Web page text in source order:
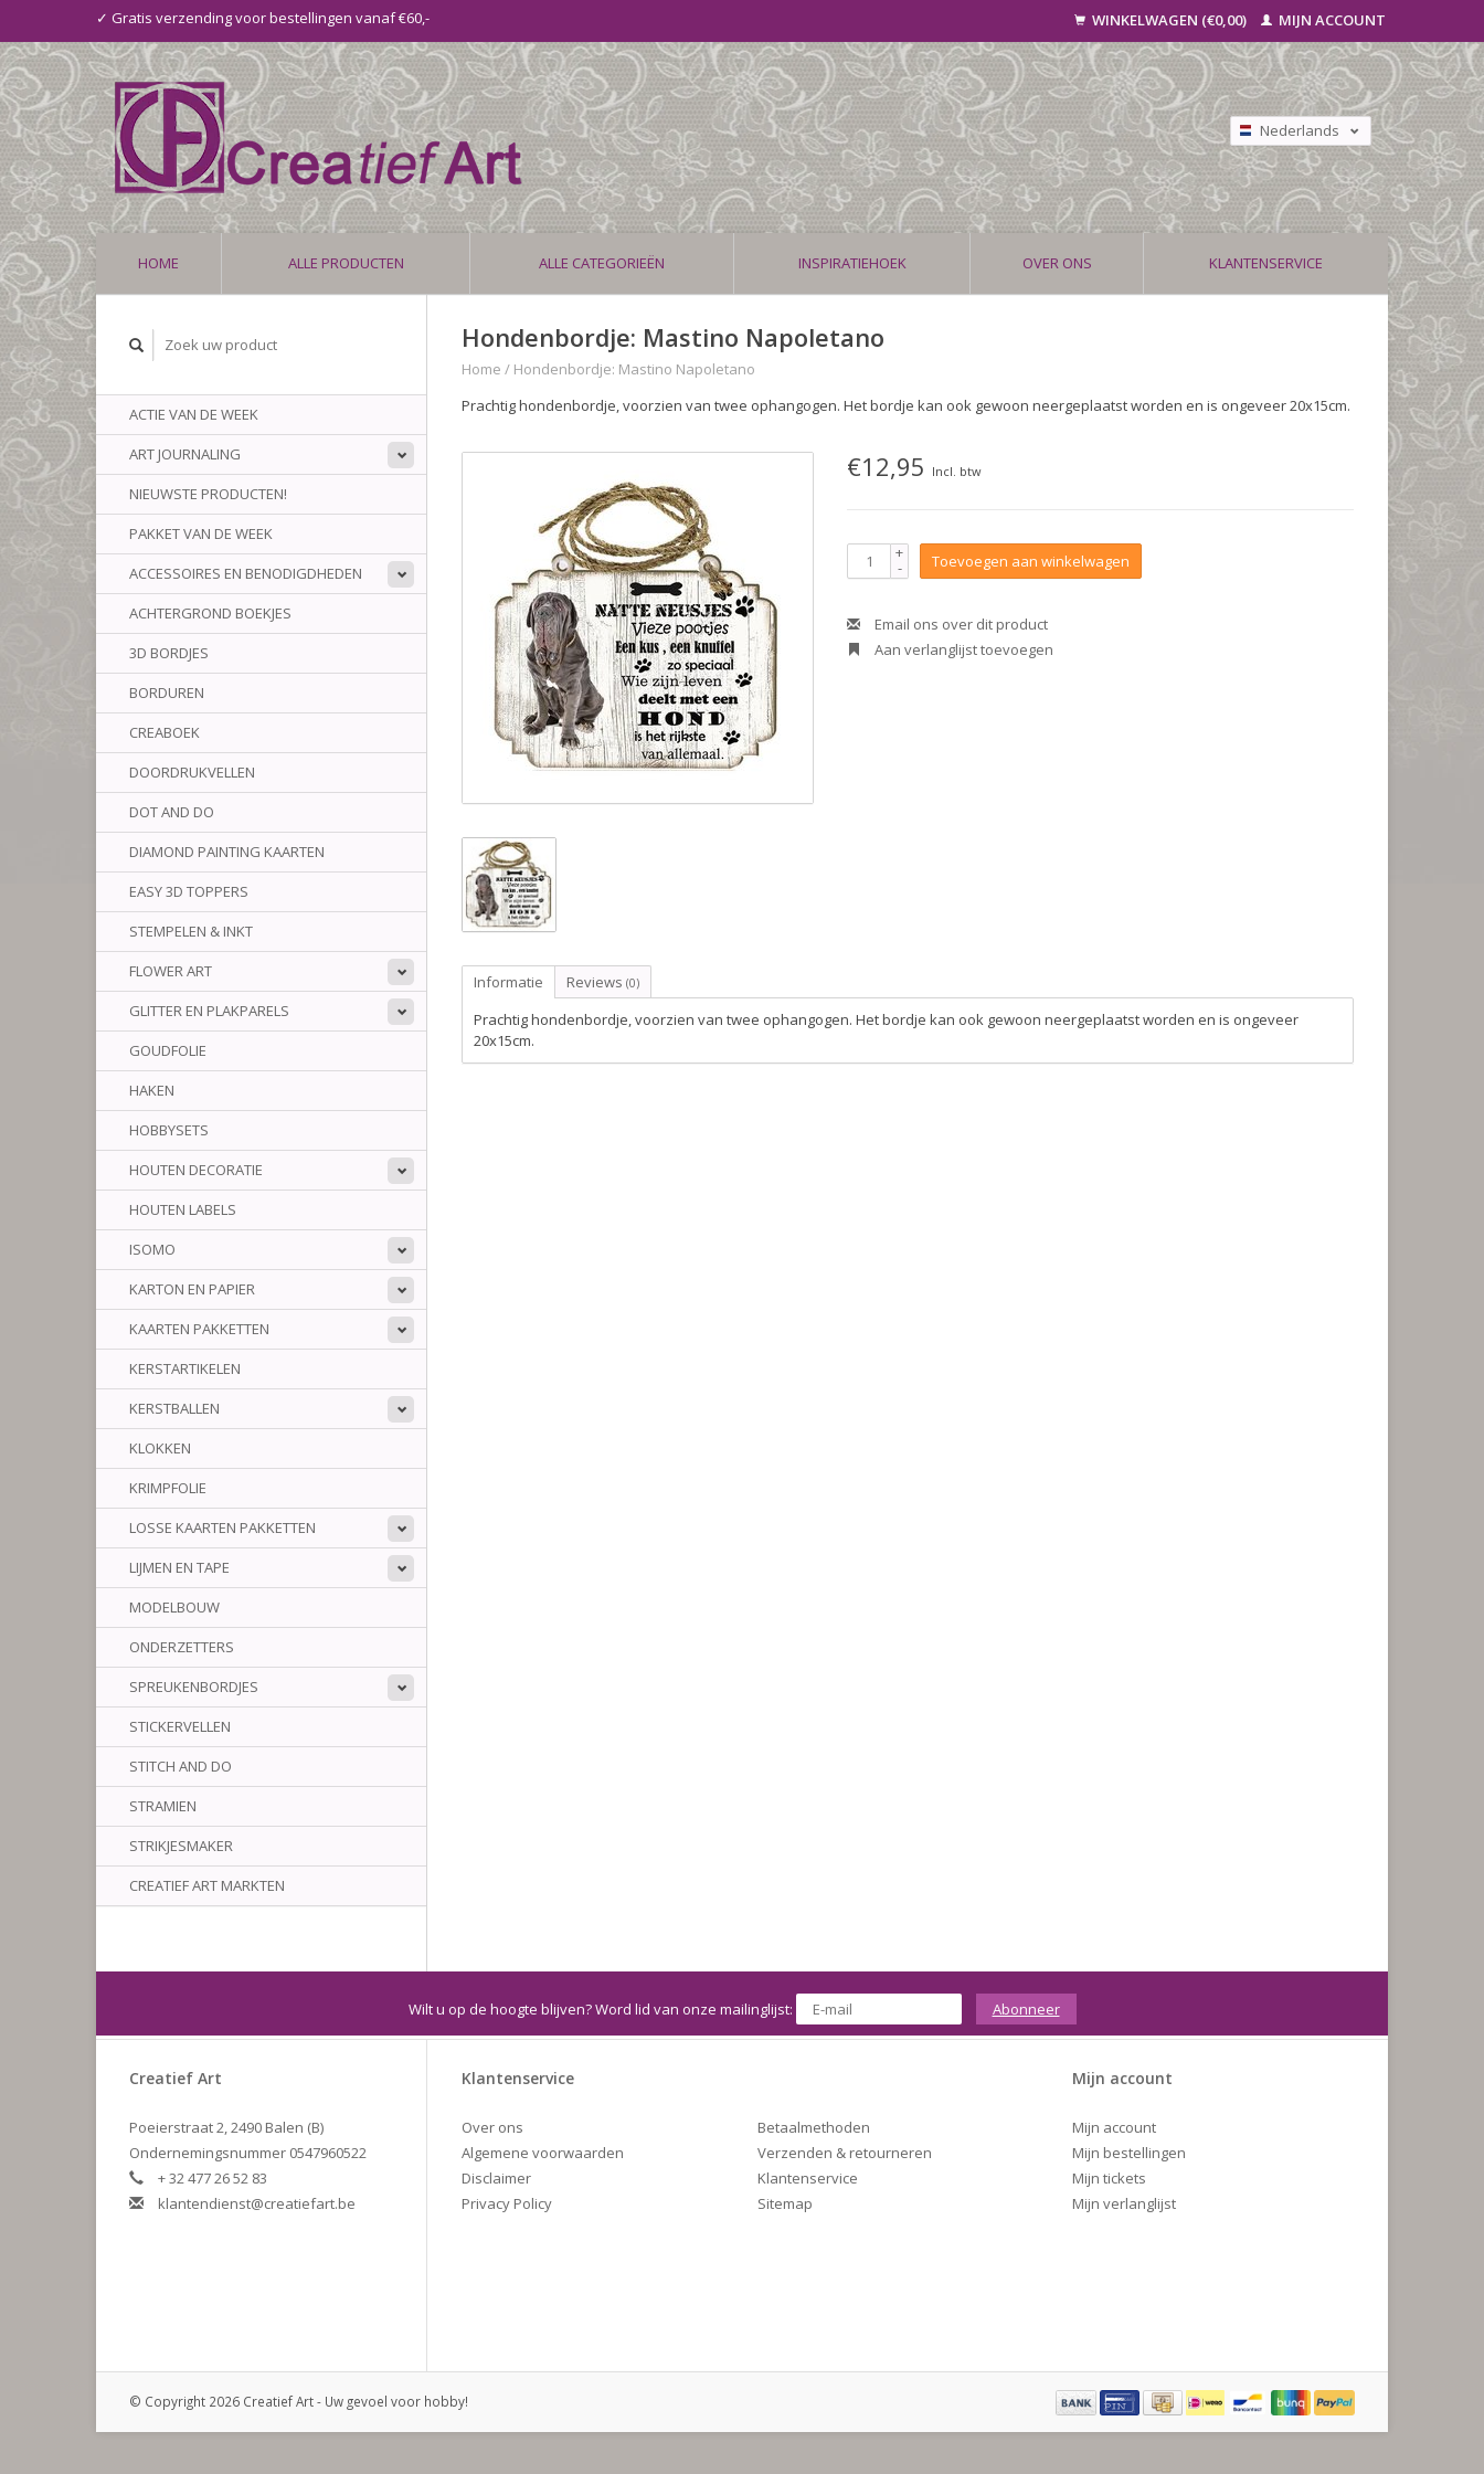
✓ Gratis verzending voor bestellingen vanaf €60,- WINKELWAGEN (€0,00) MIJN ACCOUNT
Nederlands
Deutsch
Français
HOME ALLE PRODUCTEN ALLE CATEGORIEËN INSPIRATIEHOEK OVER ONS KLANTENSERVICE
ACTIE VAN DE WEEK
ART JOURNALING
NIEUWSTE PRODUCTEN!
PAKKET VAN DE WEEK
ACCESSOIRES EN BENODIGDHEDEN
ACHTERGROND BOEKJES
3D BORDJES
BORDUREN
CREABOEK
DOORDRUKVELLEN
DOT AND DO
DIAMOND PAINTING KAARTEN
EASY 3D TOPPERS
STEMPELEN & INKT
FLOWER ART
GLITTER EN PLAKPARELS
GOUDFOLIE
HAKEN
HOBBYSETS
HOUTEN DECORATIE
HOUTEN LABELS
ISOMO
KARTON EN PAPIER
KAARTEN PAKKETTEN
KERSTARTIKELEN
KERSTBALLEN
KLOKKEN
KRIMPFOLIE
LOSSE KAARTEN PAKKETTEN
LIJMEN EN TAPE
MODELBOUW
ONDERZETTERS
SPREUKENBORDJES
STICKERVELLEN
STITCH AND DO
STRAMIEN
STRIKJESMAKER
CREATIEF ART MARKTEN
Hondenbordje: Mastino Napoletano
Home / Hondenbordje: Mastino Napoletano
Prachtig hondenbordje, voorzien van twee ophangogen. Het bordje kan ook gewoon neergeplaatst worden en is ongeveer 20x15cm.
€12,95 Incl. btw
+
- Toevoegen aan winkelwagen
Email ons over dit product
Aan verlanglijst toevoegen
Informatie Reviews (0)
Prachtig hondenbordje, voorzien van twee ophangogen. Het bordje kan ook gewoon neergeplaatst worden en is ongeveer
20x15cm.
Wilt u op de hoogte blijven? Word lid van onze mailinglijst: Abonneer
Creatief Art
Poeierstraat 2, 2490 Balen (B)
Ondernemingsnummer 0547960522
+ 32 477 26 52 83
klantendienst@creatiefart.be
Klantenservice
Over ons
Algemene voorwaarden
Disclaimer
Privacy Policy
Betaalmethoden
Verzenden & retourneren
Klantenservice
Sitemap
Mijn account
Mijn account
Mijn bestellingen
Mijn tickets
Mijn verlanglijst
© Copyright 2026 Creatief Art - Uw gevoel voor hobby!